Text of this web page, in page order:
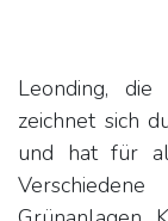
Leonding, die
zeichnet sich
und hat für